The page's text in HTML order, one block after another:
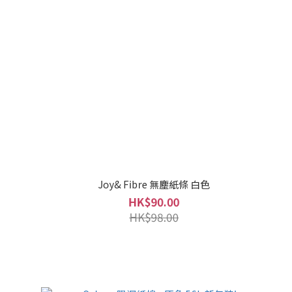
Joy& Fibre 無塵紙條 白色
HK$90.00
HK$98.00